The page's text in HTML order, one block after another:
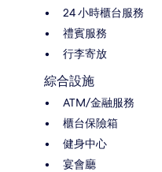
24 小時櫃台服務
禮賓服務
行李寄放
綜合設施
ATM/金融服務
櫃台保險箱
健身中心
宴會廳